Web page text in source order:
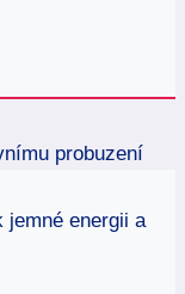
jemné energii a